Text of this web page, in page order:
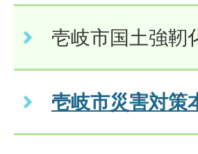
壱岐市国土強靭
壱岐市災害対策